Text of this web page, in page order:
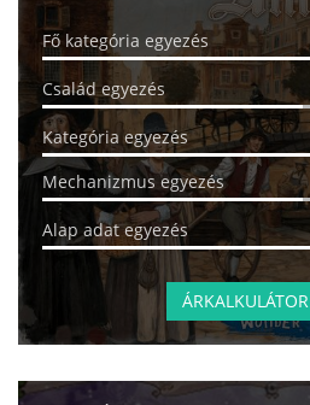
Fő kategória egyezés
Család egyezés
Kategória egyezés
Mechanizmus egyezés
Alap adat egyezés
ÁRKALKULÁTOR